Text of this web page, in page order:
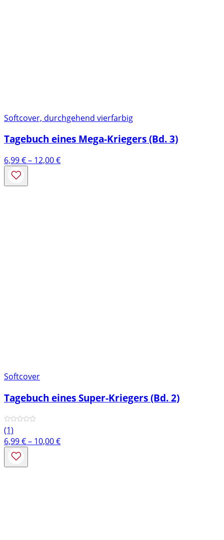
Softcover, durchgehend vierfarbig
Tagebuch eines Mega-Kriegers (Bd. 3)
6,99€– 12,00€Preisspanne:
Softcover
Tagebuch eines Super-Kriegers (Bd. 2)
(1)
6,99€– 10,00€Preisspanne: